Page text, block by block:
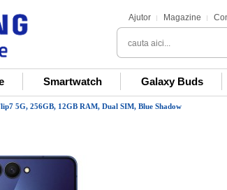
Ajutor Magazine
Smartwatch Galaxy Buds
5G, 256GB, 12GB RAM, Dual SIM, Blue Shadow